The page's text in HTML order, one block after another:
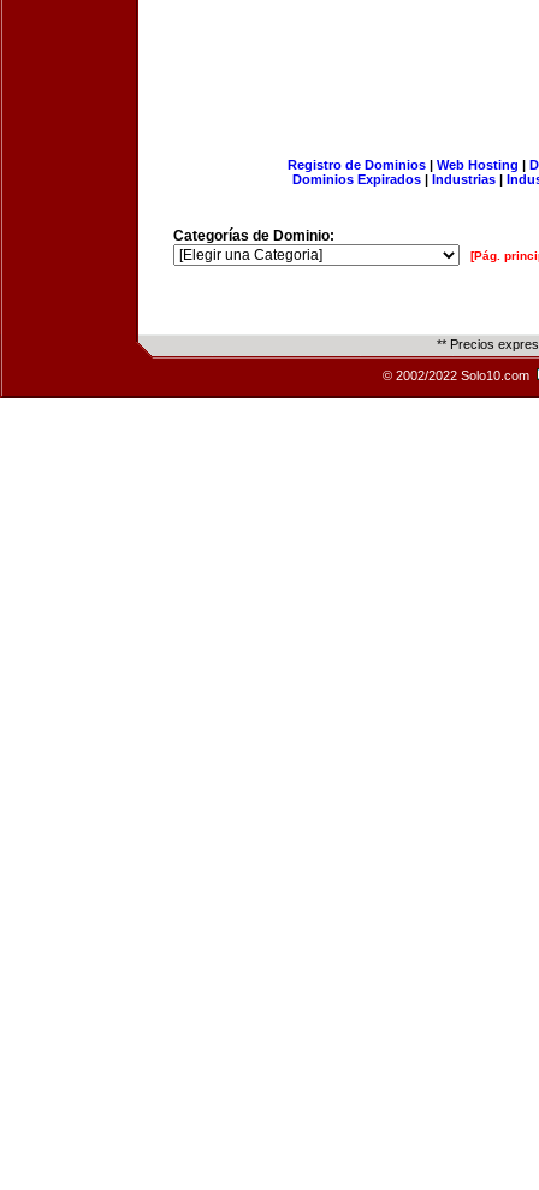
Registro de Dominios| Web Hosting |
Dominios Expirados | Industrias |
Categorías de Dominio:
[Pág.
** Precios
© 2002/2022 Solo10.com